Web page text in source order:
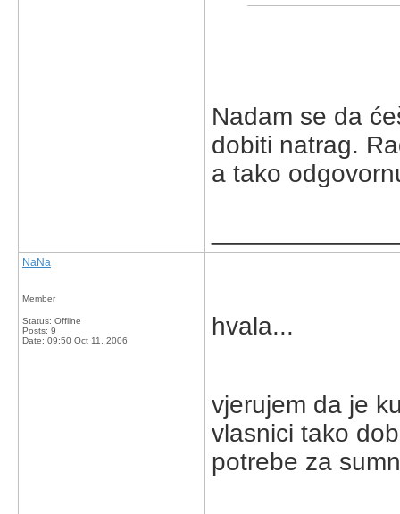
Nadam se da
dobiti natrag.
a tako
NaNa
Member
Status: Offline
Posts: 9
Date: 09:50 Oct 11, 2006
hvala...
vjerujem da je
vlasnici tako
potrebe za